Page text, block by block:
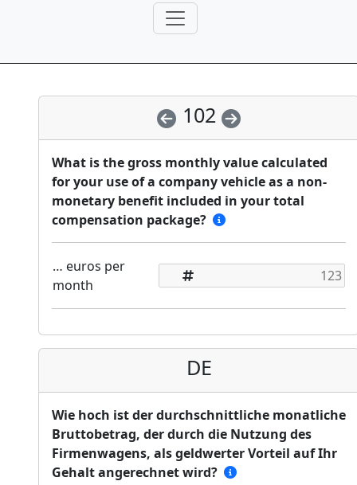
102
What is the gross monthly value calculated
for your use of a company vehicle as a non-
monetary benefit included in your total
compensation package?
… euros per
month
DE
Wie hoch ist der durchschnittliche monatliche
Bruttobetrag, der durch die Nutzung des
Firmenwagens, als geldwerter Vorteil auf Ihr
Gehalt angerechnet wird?